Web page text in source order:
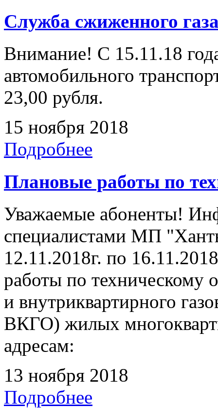
Служба сжиженного
Внимание! С 15.11.18
автомобильного
23,00 рубля.
15 ноября 2018
Подробнее
Плановые работы по
Уважаемые абоненты!
специалистами МП
12.11.2018г. по
работы по техническому
и внутриквартирного
ВКГО) жилых
адресам:
13 ноября 2018
Подробнее